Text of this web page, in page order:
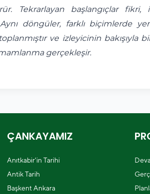
Tekrarlayan başlangıçlar
döngüler, farklı biçimlerde
ve izleyicinin bakışıyla
gerçekleşir.
ÇANKAYAMIZ
Anıtkabir'in Tarihi
Antik Tarih
Başkent Ankara